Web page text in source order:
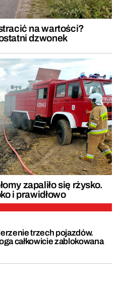
na wartości?
dzwonek
zapaliło się rżysko.
i prawidłowo
trzech pojazdów.
całkowicie zablokowana